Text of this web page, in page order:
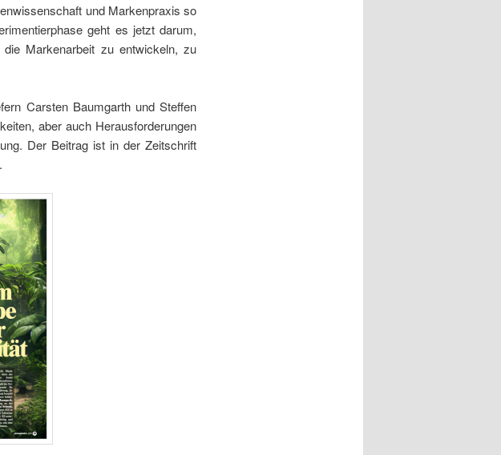
und Markenpraxis so
geht es jetzt darum,
Markenarbeit zu entwickeln, zu
Carsten Baumgarth und Steffen
aber auch Herausforderungen
Der Beitrag ist in der Zeitschrift